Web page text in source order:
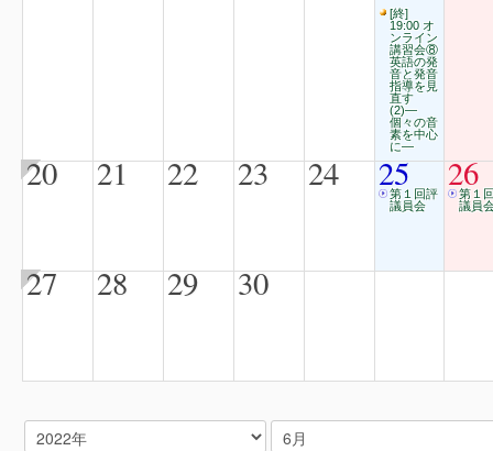
[終]
19:00 オ
ンライン
講習会⑧
英語の発
音と発音
指導を見
直す
(2)―
個々の音
素を中心
に―
20 21 22 23 24 25
第１回評
議員会
26
第１
議員
27 28 29 30